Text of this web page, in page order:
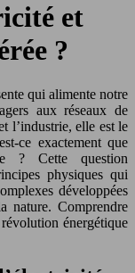
et
?
aux réseaux de
l’industrie, elle est le
ce exactement que
? Cette question
physiques qui
développées
nature. Comprendre
révolution énergétique